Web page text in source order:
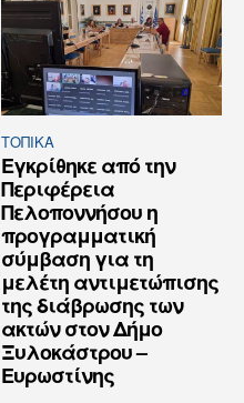
ΤΟΠΙΚΑ
Εγκρίθηκε από την
Περιφέρεια
Πελοποννήσου η
προγραμματική
σύμβαση για τη
μελέτη αντιμετώπισης
της διάβρωσης των
ακτών στον Δήμο
Ξυλοκάστρου –
Ευρωστίνης